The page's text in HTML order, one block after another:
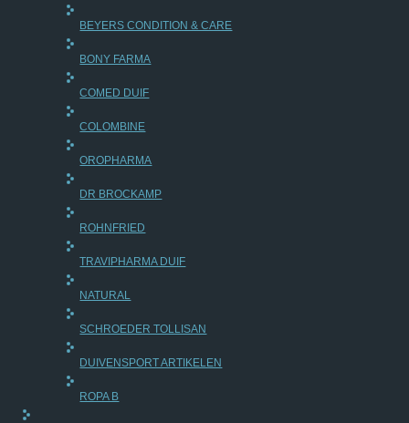
BEYERS CONDITION & CARE
BONY FARMA
COMED DUIF
COLOMBINE
OROPHARMA
DR BROCKAMP
ROHNFRIED
TRAVIPHARMA DUIF
NATURAL
SCHROEDER TOLLISAN
DUIVENSPORT ARTIKELEN
ROPA B